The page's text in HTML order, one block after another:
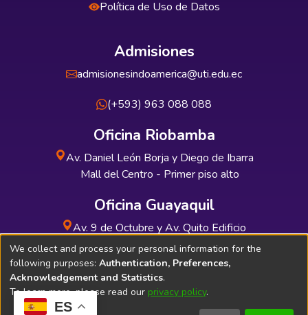
ES
Política de Uso de Datos
Admisiones
admisionesindoamerica@uti.edu.ec
(+593) 963 088 088
Oficina Riobamba
Av. Daniel León Borja y Diego de Ibarra
Mall del Centro - Primer piso alto
Oficina Guayaquil
Av. 9 de Octubre y Av. Quito Edificio
INDUAUTO - Planta baja
Soporte Técnico Bibliolatino.com
We collect and process your personal information for the
following purposes: Authentication, Preferences,
Acknowledgement and Statistics.
To learn more, please read our privacy policy.